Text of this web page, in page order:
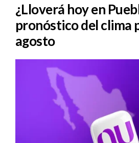
¿Lloverá hoy en
pronóstico del clima
agosto